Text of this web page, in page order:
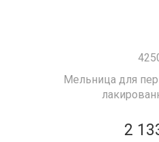
Мельница для
2